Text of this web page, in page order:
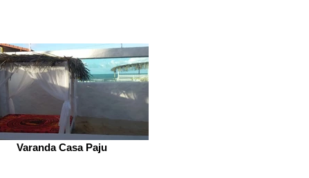
Varanda Casa Paju